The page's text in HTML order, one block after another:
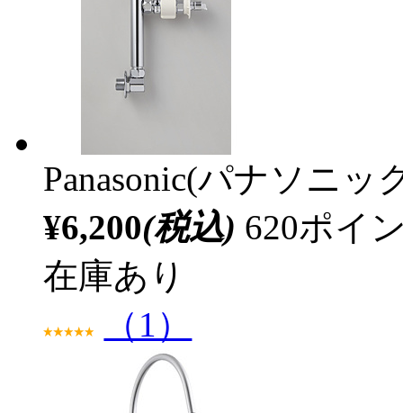
Panasonic(パナソニッ
¥6,200(税込) 620ポイ
在庫あり
（1）